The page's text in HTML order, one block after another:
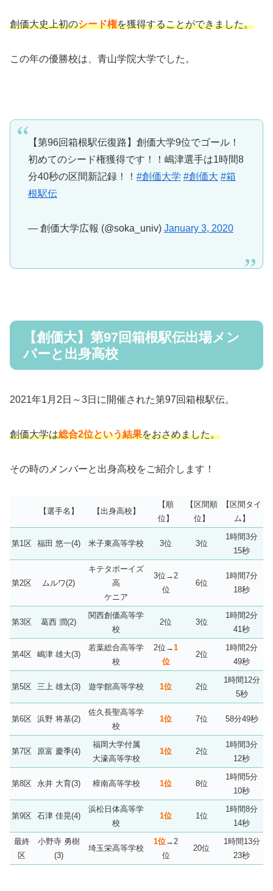
創価大史上初のシード権を獲得することができました。
この年の優勝校は、青山学院大学でした。
【第96回箱根駅伝復路】創価大学9位でゴール！
初めてのシード権獲得です！！嶋津選手は1時間8
分40秒の区間新記録！！ #創価大学 #創価大 #箱
根駅伝
— 創価大学広報 (@soka_univ) January 3, 2020
【創価大】第97回箱根駅伝出場メン
バーと出身高校
2021年1月2日～3日に開催された第97回箱根駅伝。
創価大学は総合2位という結果をおさめました。
その時のメンバーと出身高校をご紹介します！
【選手名】 【出身高校】
【順
位】
【区間順
位】
【区間タイ
ム】
第1区 福田 悠一(4) 米子東高等学校 3位 3位
1時間3分
15秒
第2区 ムルワ(2)
キテタボーイズ
高
ケニア
3位→2
位
6位
1時間7分
18秒
第3区 葛西 潤(2)
関西創価高等学
校
2位 3位
1時間2分
41秒
第4区 嶋津 雄大(3)
若葉総合高等学
校
2位→1
位
2位
1時間2分
49秒
第5区 三上 雄太(3) 遊学館高等学校 1位 2位
1時間12分
5秒
第6区 浜野 将基(2)
佐久長聖高等学
校
1位 7位 58分49秒
第7区 原富 慶季(4)
福岡大学付属
大濠高等学校
1位 2位
1時間3分
12秒
第8区 永井 大育(3) 樟南高等学校 1位 8位
1時間5分
10秒
第9区 石津 佳晃(4)
浜松日体高等学
校
1位 1位
1時間8分
14秒
最終
区
小野寺 勇樹
(3)
埼玉栄高等学校
1位→2
位
20位
1時間13分
23秒